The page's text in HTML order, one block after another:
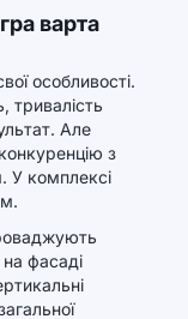
варта
особливості.
тривалість
Але
з
У комплексі
фасаді